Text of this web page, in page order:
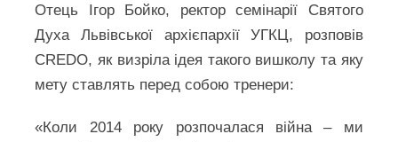
Отець Ігор Бойко, ректор семінарії Святого
Духа Львівської архієпархії УГКЦ, розповів
CREDO, як визріла ідея такого вишколу та яку
мету ставлять перед собою тренери:
«Коли 2014 року розпочалася війна – ми